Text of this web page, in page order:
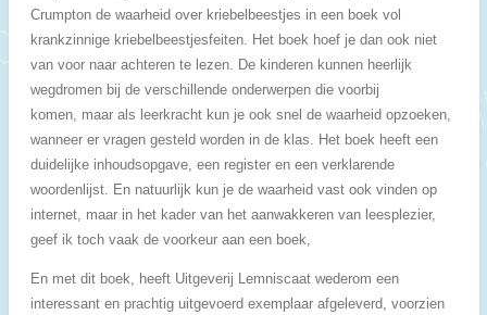
Crumpton de waarheid over kriebelbeestjes in een boek vol
krankzinnige kriebelbeestjesfeiten. Het boek hoef je dan ook niet
van voor naar achteren te lezen. De kinderen kunnen heerlijk
wegdromen bij de verschillende onderwerpen die voorbij
komen, maar als leerkracht kun je ook snel de waarheid opzoeken,
wanneer er vragen gesteld worden in de klas. Het boek heeft een
duidelijke inhoudsopgave, een register en een verklarende
woordenlijst. En natuurlijk kun je de waarheid vast ook vinden op
internet, maar in het kader van het aanwakkeren van leesplezier,
geef ik toch vaak de voorkeur aan een boek,
En met dit boek, heeft Uitgeverij Lemniscaat wederom een
interessant en prachtig uitgevoerd exemplaar afgeleverd, voorzien